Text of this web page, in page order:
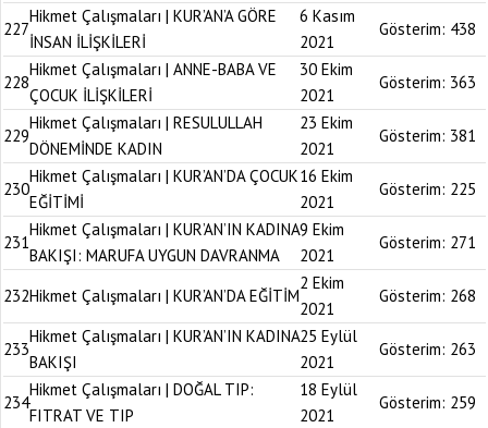
227
Hikmet Çalışmaları | KUR’AN’A GÖRE
İNSAN İLİŞKİLERİ
6 Kasım
2021
Gösterim: 438
228
Hikmet Çalışmaları | ANNE-BABA VE
ÇOCUK İLİŞKİLERİ
30 Ekim
2021
Gösterim: 363
229
Hikmet Çalışmaları | RESULULLAH
DÖNEMİNDE KADIN
23 Ekim
2021
Gösterim: 381
230
Hikmet Çalışmaları | KUR’AN’DA ÇOCUK
EĞİTİMİ
16 Ekim
2021
Gösterim: 225
231
Hikmet Çalışmaları | KUR’AN’IN KADINA
BAKIŞI: MARUFA UYGUN DAVRANMA
9 Ekim
2021
Gösterim: 271
232Hikmet Çalışmaları | KUR’AN’DA EĞİTİM
2 Ekim
2021
Gösterim: 268
233
Hikmet Çalışmaları | KUR’AN’IN KADINA
BAKIŞI
25 Eylül
2021
Gösterim: 263
234
Hikmet Çalışmaları | DOĞAL TIP:
FITRAT VE TIP
18 Eylül
2021
Gösterim: 259